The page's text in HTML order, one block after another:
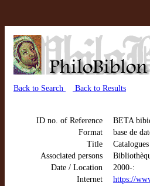
Back to Search Back to Results
ID no. of Reference
BETA
Format
base de
Title
Catalogues
Associated persons
Date / Location
2000-:
Internet
https://